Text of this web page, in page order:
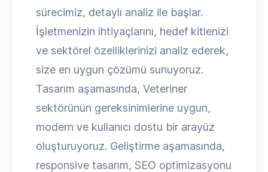
sürecimiz, detaylı analiz ile başlar.
İşletmenizin ihtiyaçlarını, hedef kitlenizi
ve sektörel özelliklerinizi analiz ederek,
size en uygun çözümü sunuyoruz.
Tasarım aşamasında, Veteriner
sektörünün gereksinimlerine uygun,
modern ve kullanıcı dostu bir arayüz
oluşturuyoruz. Geliştirme aşamasında,
responsive tasarım, SEO optimizasyonu